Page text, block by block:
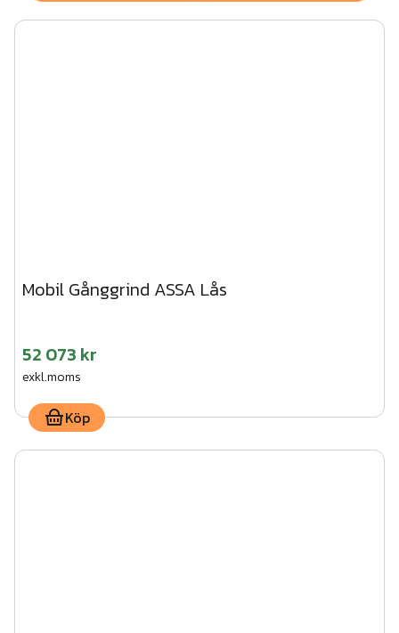
Mobil Gånggrind ASSA Lås
52 073 kr
exkl.moms
Köp